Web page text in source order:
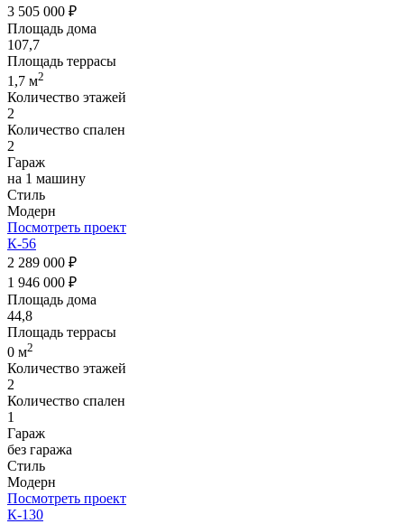
3 505 000 ₽
Площадь дома
107,7
Площадь террасы
1,7 м2
Количество этажей
2
Количество спален
2
Гараж
на 1 машину
Стиль
Модерн
Посмотреть проект
К-56
2 289 000 ₽
1 946 000 ₽
Площадь дома
44,8
Площадь террасы
0 м2
Количество этажей
2
Количество спален
1
Гараж
без гаража
Стиль
Модерн
Посмотреть проект
К-130